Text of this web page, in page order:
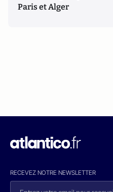
Paris et Alger
RECEVEZ NOTRE NEWSLETTER